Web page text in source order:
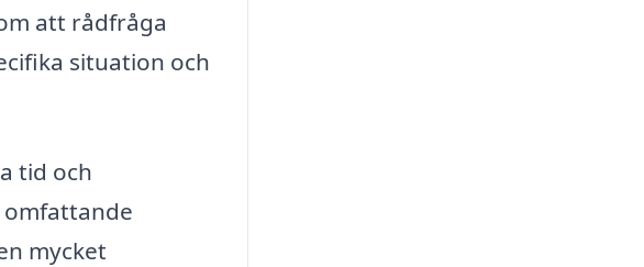
att rådfråga
situation och
tid och
mycket